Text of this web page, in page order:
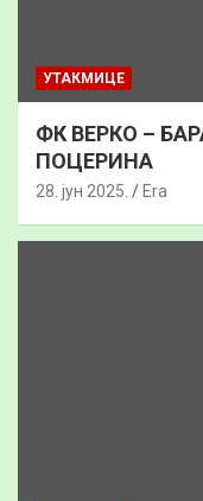
УТАКМИЦЕ
ФК ВЕРКО –
ПОЦЕРИНА
28. јун 2025. Era